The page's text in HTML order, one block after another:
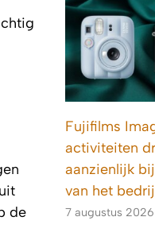
de
Fujifilms
activiteiten
aanzienlijk
van het
7 augustus 2026